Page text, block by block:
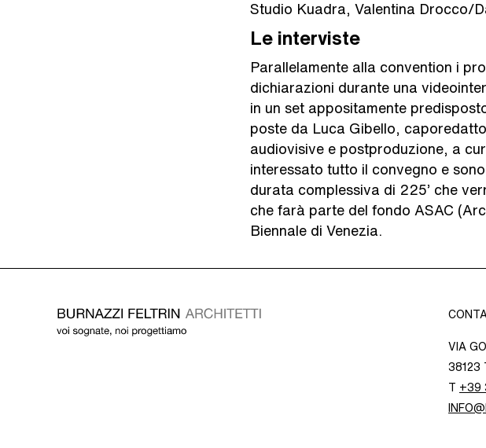
Studio Kuadra, Valentina Drocco/
Le interviste
Parallelamente alla convention i
dichiarazioni durante una
in un set appositamente
poste da Luca Gibello,
audiovisive e postproduzione, a
interessato tutto il convegno e
durata complessiva di 225’ che
che farà parte del fondo ASAC
Biennale di Venezia.
VIA
38123
T +39